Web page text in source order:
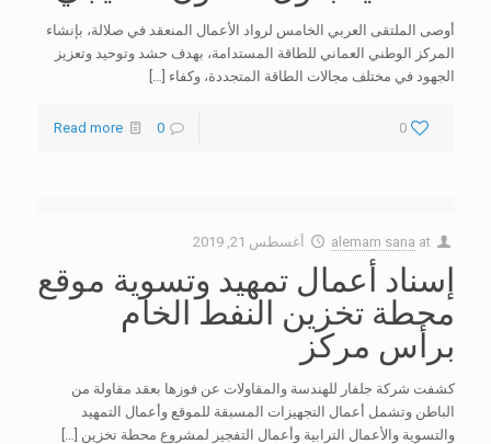
أوصى الملتقى العربي الخامس لرواد الأعمال المنعقد في صلالة، بإنشاء
المركز الوطني العماني للطاقة المستدامة، بهدف حشد وتوحيد وتعزيز
الجهود في مختلف مجالات الطاقة المتجددة، وكفاء […]
0
0
Read more
alemam sana at أغسطس 21, 2019
إسناد أعمال تمهيد وتسوية موقع
محطة تخزين النفط الخام
برأس مركز
كشفت شركة جلفار للهندسة والمقاولات عن فوزها بعقد مقاولة من
الباطن وتشمل أعمال التجهيزات المسبقة للموقع وأعمال التمهيد
والتسوية والأعمال الترابية وأعمال التفجير لمشروع محطة تخزين […]